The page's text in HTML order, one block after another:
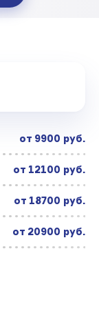
от 9900 руб.
от 12100 руб.
от 18700 руб.
от 20900 руб.